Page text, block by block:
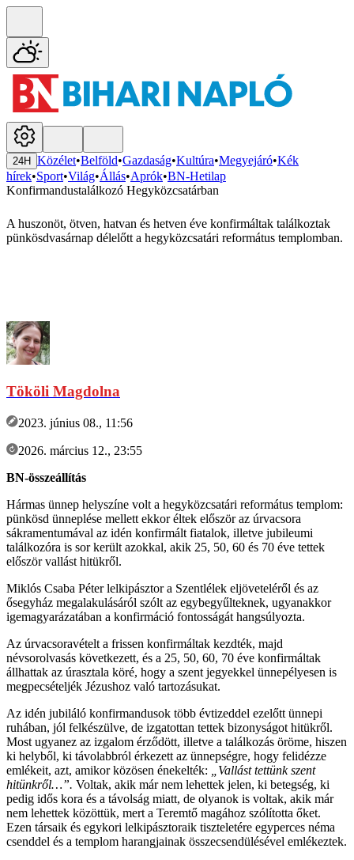
24H Közélet•Belföld•Gazdaság•Kultúra•Megyejáró•Kék
hírek•Sport•Világ•Állás•Aprók•BN-Hetilap
Konfirmandustalálkozó Hegyközcsatárban
A huszonöt, ötven, hatvan és hetven éve konfirmáltak találkoztak
pünkösdvasárnap délelőtt a hegyközcsatári református templomban.
Tököli Magdolna
2023. június 08., 11:56
2026. március 12., 23:55
BN-összeállítás
Hármas ünnep helyszíne volt a hegyközcsatári református templom:
pünkösd ünneplése mellett ekkor éltek először az úrvacsora
sákramentumával az idén konfirmált fiatalok, illetve jubileumi
találkozóra is sor került azokkal, akik 25, 50, 60 és 70 éve tettek
először vallást hitükről.
Miklós Csaba Péter lelkipásztor a Szentlélek eljöveteléről és az
ősegyház megalakulásáról szólt az egybegyűlteknek, ugyanakkor
igemagyarázatában a konfirmáció fontosságát hangsúlyozta.
Az úrvacsoravételt a frissen konfirmáltak kezdték, majd
névsorolvasás következett, és a 25, 50, 60, 70 éve konfirmáltak
állhattak az úrasztala köré, hogy a szent jegyekkel ünnepélyesen is
megpecsételjék Jézushoz való tartozásukat.
Az idén jubiláló konfirmandusok több évtizeddel ezelőtt ünnepi
ruhában, jól felkészülve, de izgatottan tettek bizonyságot hitükről.
Most ugyanez az izgalom érződött, illetve a találkozás öröme, hiszen
ki helyből, ki távolabbról érkezett az ünnepségre, hogy felidézze
emlékeit, azt, amikor közösen énekelték:
„Vallást tettünk szent
hitünkről…”. Voltak, akik már nem lehettek jelen, ki betegség, ki
pedig idős kora és a távolság miatt, de olyanok is voltak, akik már
nem lehettek közöttük, mert a Teremtő magához szólította őket.
Ezen társaik és egykori lelkipásztoraik tiszteletére egyperces néma
csenddel és a templom harangjainak összecsendülésével emlékeztek.